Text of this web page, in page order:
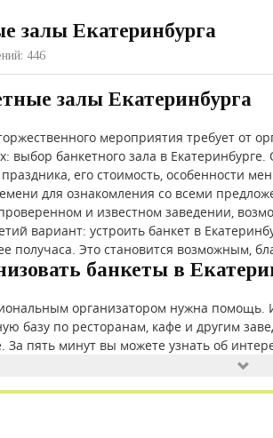
залы Екатеринбурга
446
залы Екатеринбурга
мероприятия требует от
выбор банкетного зала в
его стоимость, особенности
для ознакомления со всеми
и известном заведении,
вариант: устроить банкет в
получаса. Это становится возможным,
банкеты в
организатором нужна помощь.
базу по ресторанам, кафе и другим
За пять минут вы можете узнать об